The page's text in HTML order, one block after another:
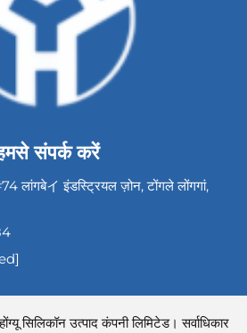
संपर्क करें
लांगबेイ इंडस्ट्रियल ज़ोन, टोंगले लोंगगां,
सिलिकॉन उत्पाद कंपनी लिमिटेड। सर्वाधिकार